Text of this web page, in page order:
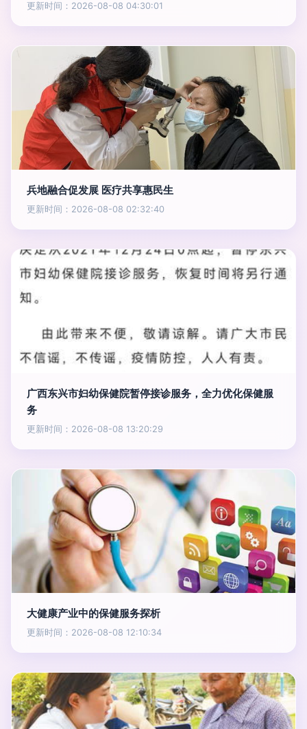
更新时间：2026-08-08 04:30:01
兵地融合促发展 医疗共享惠民生
更新时间：2026-08-08 02:32:40
广西东兴市妇幼保健院暂停接诊服务，全力优化保健服
务
更新时间：2026-08-08 13:20:29
大健康产业中的保健服务探析
更新时间：2026-08-08 12:10:34